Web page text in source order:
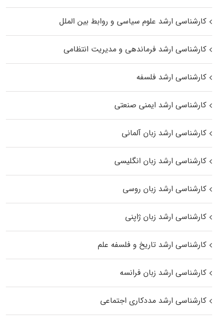
کارشناسی ارشد علوم سیاسی و روابط بین الملل
کارشناسی ارشد فرماندهی و مدیریت انتظامی
کارشناسی ارشد فلسفه
کارشناسی ارشد ایمنی صنعتی
کارشناسی ارشد زبان آلمانی
کارشناسی ارشد زبان انگلیسی
کارشناسی ارشد زبان روسی
کارشناسی ارشد زبان ژاپنی
کارشناسی ارشد تاریخ و فلسفه علم
کارشناسی ارشد زبان فرانسه
کارشناسی ارشد مددکاری اجتماعی